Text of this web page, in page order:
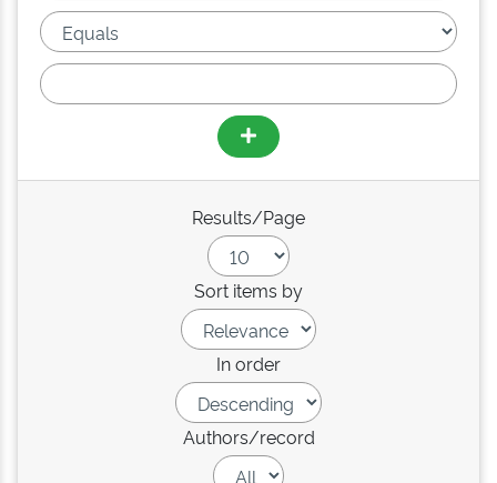
Results/Page
Sort items by
In order
Authors/record